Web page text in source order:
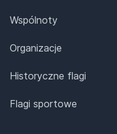
Wspólnoty
Organizacje
Historyczne flagi
Flagi sportowe